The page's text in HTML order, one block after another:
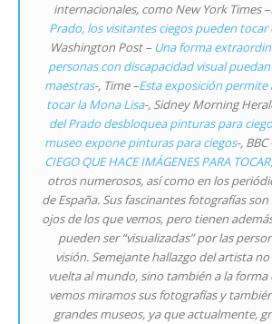
internacionales, como New York Times –
Prado, los visitantes ciegos pueden
Washington Post – Una forma
personas con discapacidad visual
maestras-, Time –Esta exposición permite
tocar la Mona Lisa-, Sidney Morning
del Prado desbloquea pinturas para
museo expone pinturas para ciegos-, BBC
CIEGO QUE HACE IMÁGENES PARA
otros numerosos, así como en los
de España. Sus fascinantes fotografías
ojos de los que vemos, pero tienen
pueden ser “visualizadas” por las
visión. Semejante hallazgo del artista
vuelta al mundo, sino también a la forma
vemos miramos sus fotografías y
grandes museos, ya que actualmente,